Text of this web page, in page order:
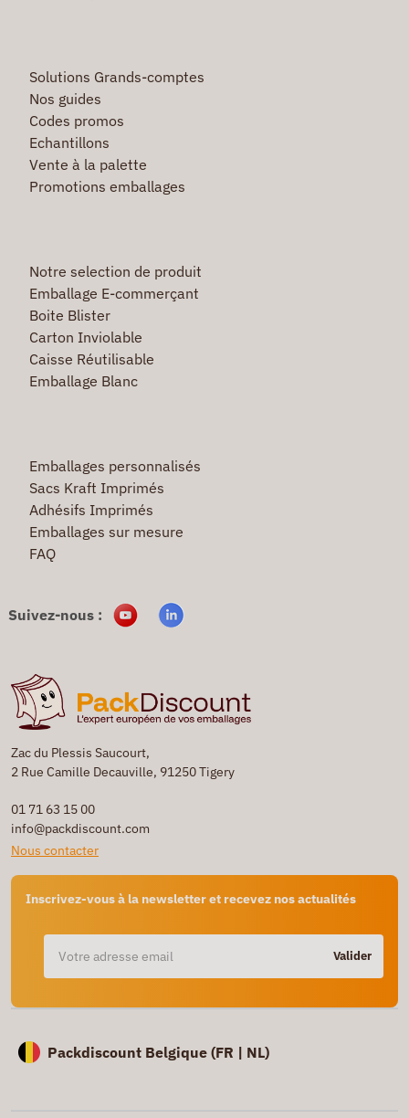
Zac du Plessis Saucourt,
2 Rue Camille Decauville, 91250 Tigery
01 71 63 15 00
info@packdiscount.com
Nous contacter
Inscrivez-vous à la newsletter et recevez nos actualités
Valider
Solutions Grands-comptes
Nos guides
Codes promos
Echantillons
Vente à la palette
Promotions emballages
Notre selection de produit
Emballage E-commerçant
Boite Blister
Carton Inviolable
Caisse Réutilisable
Emballage Blanc
Emballages personnalisés
Sacs Kraft Imprimés
Adhésifs Imprimés
Emballages sur mesure
FAQ
Suivez-nous :
Packdiscount Belgique (FR | NL)